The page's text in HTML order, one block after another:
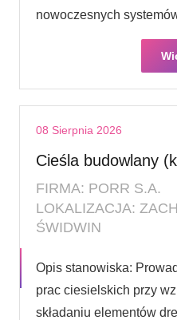
nowoczesnych
08 Sierpnia 2026
Cieśla budowlany
FIRMA: PORR S.A.
LOKALIZACJA:
ŚWIDWIN
Opis stanowiska:
prac ciesielskich przy
składaniu elementów